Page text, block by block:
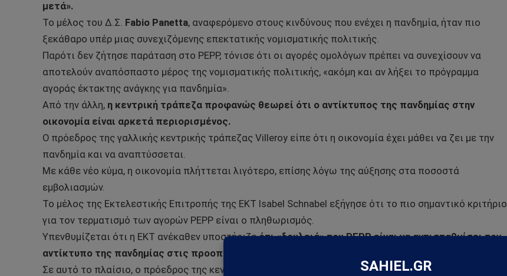
μετά».
Το μέλος του Δ.Σ. Fabio Panetta, αναφερόμενο στους κινδύνους που ενέχει η πανδημία, ήταν πιο
ξεκάθαρο υπέρ μιας συνεχιζόμενης επεκτατικής νομισματικής πολιτικής.
Παρότι δεν ζήτησε παράταση στο PEPP, τόνισε ότι οι αγορές ομολόγων πρέπει να συνεχίσουν να
αποτελούν αναπόσπαστο μέρος της νομισματικής πολιτικής, «ακόμη και αν λήξει το πρόγραμμα
αγοράς έκτακτης ανάγκης για πανδημία».
Από την άλλη, η κεντρική τράπεζα προφανώς θεωρεί ότι ο αντίκτυπος της πανδημίας στην
οικονομία είναι αρκετά περιορισμένος.
Ο πρόεδρος της γαλλικής κεντρικής τράπεζας Villeroy είπε ότι η οικονομία έχει μάθει να ζει με την
πανδημία και να αναπτύσσεται.
Με κάθε νέο κύμα, η οικονομία πλήττεται λιγότερο, επίσης λόγω της αύξησης στα ποσοστά
εμβολιασμών.
Το μέλος της Εκτελεστικής Επιτροπής της ΕΚΤ Isabel Schnabel εξήγησε ότι το πιο σημαντικό κριτήριο
για τον τερματισμό των αγορών PEPP είναι ο πληθωρισμός.
Υπενθυμίζεται ότι η ΕΚΤ ανέκαθεν υποστήριζεότι «δουλειά» του PEPP είναι να αντισταθμίσει τον
αντίκτυπο της πανδημίας στις προοπτικές του πληθωρισμού.
Σε αυτό το πλαίσιο, ο πρόεδρος της κεντρικής τράπεζας της Σλοβενίας Wasle τόνισε ότι είναιν